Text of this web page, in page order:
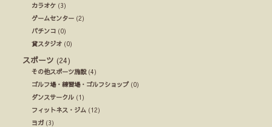
カラオケ (3)
ゲームセンター (2)
パチンコ (0)
貸スタジオ (0)
スポーツ (24)
その他スポーツ施設(4)
ゴルフ場・練習場・ゴルフショップ(0)
ダンスサークル (1)
フィットネス・ジム (12)
ヨガ (3)